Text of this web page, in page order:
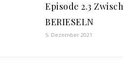
Episode 2.3
BERIESELN
5. Dezember 2021